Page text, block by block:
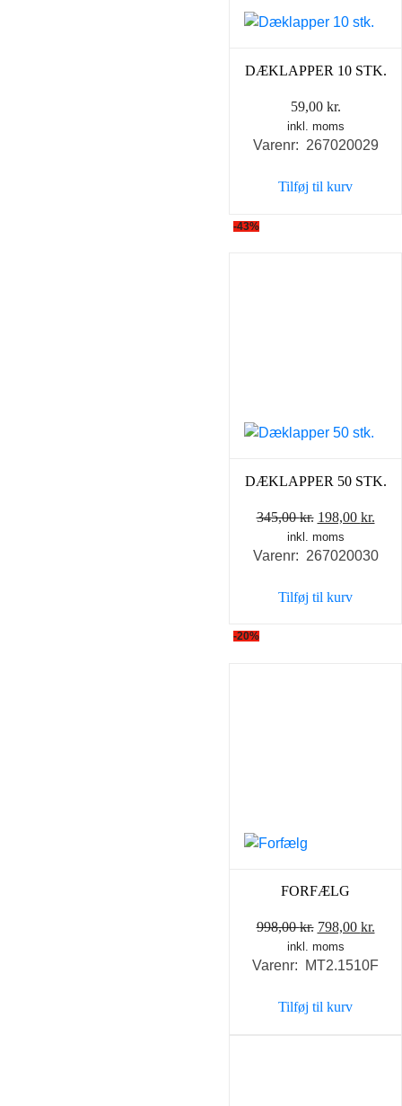
DÆKLAPPER 10 STK.
59,00 kr.
inkl. moms
Varenr: 267020029
Tilføj til kurv
-43%
DÆKLAPPER 50 STK.
345,00kr. Den
oprindelige
pris
345,00 kr..
198,00 kr.
pris
inkl. moms
Varenr: 267020030
Tilføj til kurv
-20%
FORFÆLG
998,00kr. Den
oprindelige
pris
998,00 kr..
798,00 kr.Den
pris
inkl. moms
Varenr: MT2.1510F
Tilføj til kurv